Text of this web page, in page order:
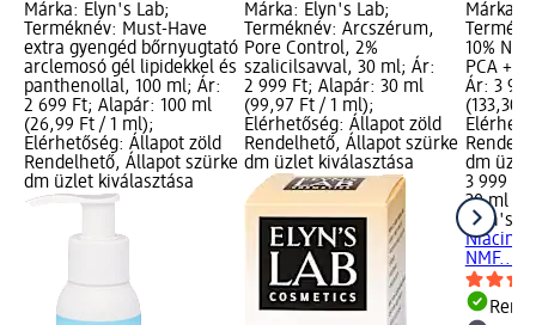
Márka: Elyn's Lab;
Terméknév: Must-Have
extra gyengéd bőrnyugtató
arclemosó gél lipidekkel és
panthenollal, 100 ml; Ár:
2 699 Ft; Alapár: 100 ml
(26,99 Ft / 1 ml);
Elérhetőség: Állapot zöld
Rendelhető, Állapot szürke
dm üzlet kiválasztása
Márka: Elyn's Lab;
Terméknév: Arcszérum,
Pore Control, 2%
szalicilsavval, 30 ml; Ár:
2 999 Ft; Alapár: 30 ml
(99,97 Ft / 1 ml);
Elérhetőség: Állapot zöld
Rendelhető, Állapot szürke
dm üzlet kiválasztása
Márka:
10%
PCA +
Ár: 3
(133,30
dm
3 999 Ft
30 ml
Elyn's
NMF...,